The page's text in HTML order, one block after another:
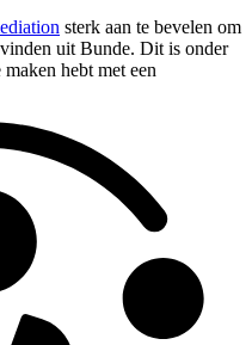
sterk aan te bevelen om
uit Bunde. Dit is onder
hebt met een